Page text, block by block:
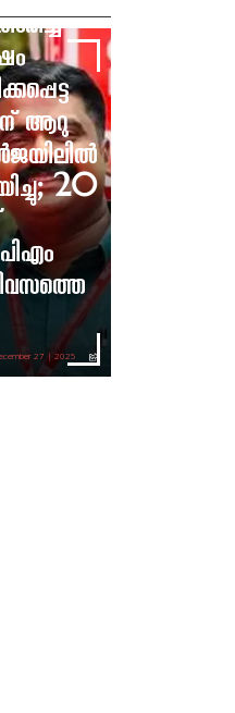
ആറു
20
27 | 2025